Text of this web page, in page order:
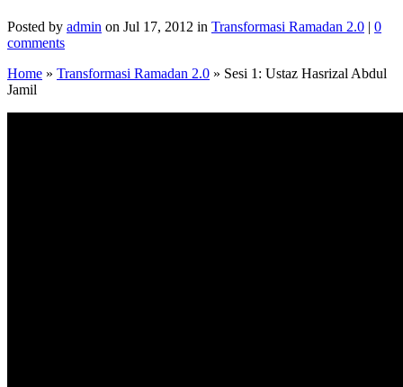
Posted by admin on Jul 17, 2012 in Transformasi Ramadan 2.0 | 0
comments
Home » Transformasi Ramadan 2.0 » Sesi 1: Ustaz Hasrizal Abdul
Jamil